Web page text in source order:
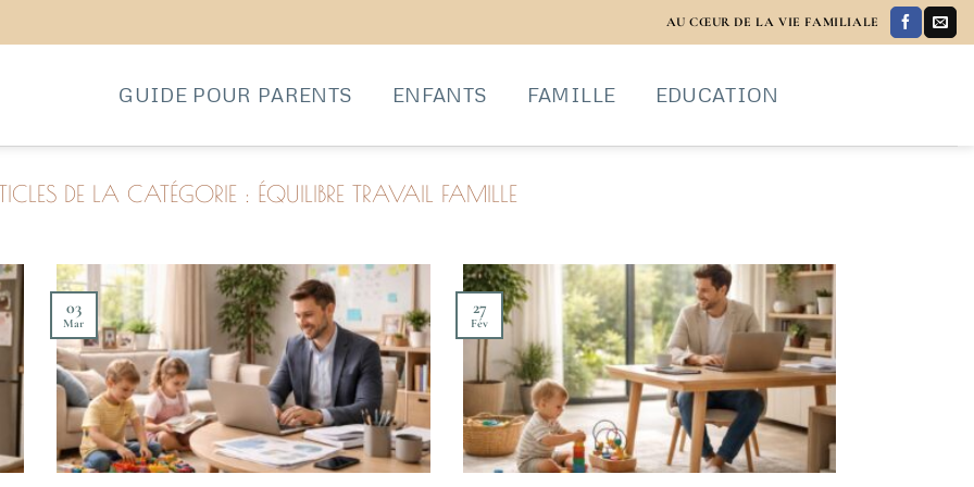
AU CŒUR DE LA VIE FAMILIALE
GUIDE POUR PARENTS ENFANTS FAMILLE EDUCATION
ÉQUILIBRE TRAVAIL FAMILLE
03
Mar
27
Fév